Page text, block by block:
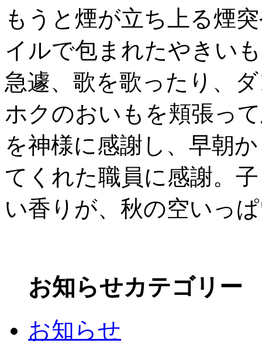
もうと煙が立ち上る煙
イルで包まれたやきい
急遽、歌を歌ったり、
ホクのおいもを頬張っ
を神様に感謝し、早朝
てくれた職員に感謝。
い香りが、秋の空いっ
お知らせカテゴリー
お知らせ